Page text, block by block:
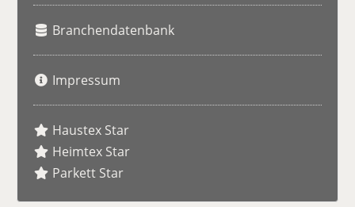
Branchendatenbank
Impressum
Haustex Star
Heimtex Star
Parkett Star